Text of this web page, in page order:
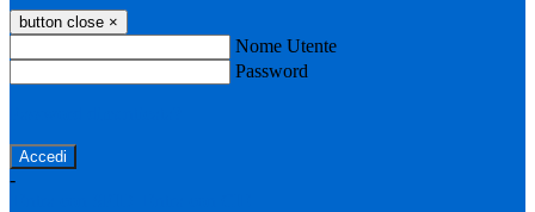
button close ×
Nome Utente
Password
-